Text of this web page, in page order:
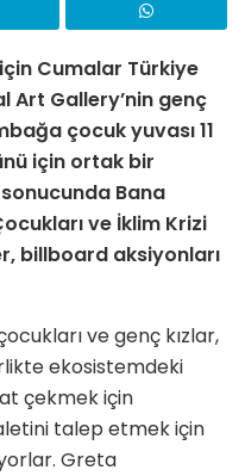
Cumalar Türkiye
Art Gallery’nin genç
çocuk yuvası 11
için ortak bir
Bana
ve İklim Krizi
billboard aksiyonları
ve genç kızlar,
ekosistemdeki
çekmek için
talep etmek için
Greta